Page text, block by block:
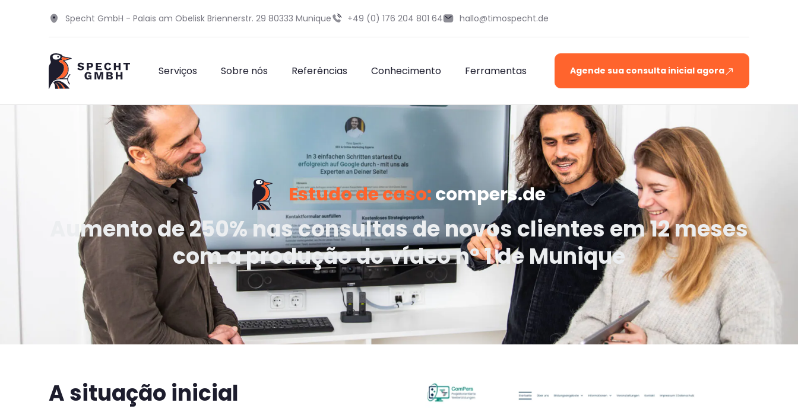
Specht GmbH - Palais am Obelisk Briennerstr. 29 80333 Munique +49 (0) 176 204 801 64 hallo@timospecht.de
Serviços Sobre nós Referências Conhecimento Ferramentas Agende sua consulta inicial agora
Estudo de caso:compers.de
Aumento de 250% nas consultas de novos clientes em 12 meses
com a produção do vídeo nº 1 de Munique
A situação inicial